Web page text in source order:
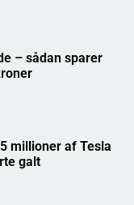
– sådan sparer
millioner af Tesla
galt